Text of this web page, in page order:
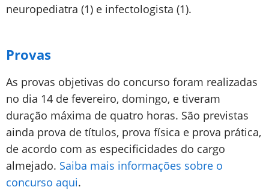
neuropediatra (1) e infectologista (1).
Provas
As provas objetivas do concurso foram realizadas
no dia 14 de fevereiro, domingo, e tiveram
duração máxima de quatro horas. São previstas
ainda prova de títulos, prova física e prova prática,
de acordo com as especificidades do cargo
almejado. Saiba mais informações sobre o
concurso aqui.